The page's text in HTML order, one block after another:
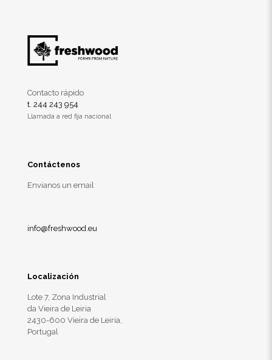
Contacto rápido
t. 244 243 954
Llamada a red fija nacional
Contáctenos
Envianos un email
info@freshwood.eu
Localización
Lote 7, Zona Industrial
da Vieira de Leiria
2430-600 Vieira de Leiria,
Portugal